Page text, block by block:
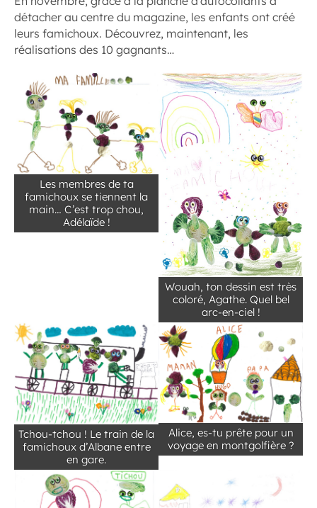
détacher au centre du magazine, les enfants ont créé
leurs famichoux. Découvrez, maintenant, les
réalisations des 10 gagnants…
Les membres de ta
famichoux se tiennent la
main… C’est trop chou,
Adélaïde !
Wouah, ton dessin est très
coloré, Agathe. Quel bel
arc-en-ciel !
Tchou-tchou ! Le train de la
famichoux d’Albane entre
en gare.
Alice, es-tu prête pour un
voyage en montgolfière ?